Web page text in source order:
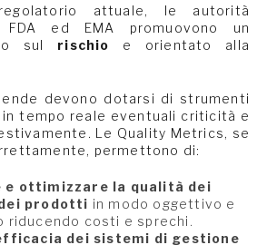
attuale, le autorità
ed EMA promuovono un
sul rischio e orientato alla
devono dotarsi di strumenti
in tempo reale eventuali criticità e
Le Quality Metrics, se
permettono di:
e ottimizzare la qualità dei
prodotti in modo oggettivo e
riducendo costi e sprechi.
dei sistemi di gestione